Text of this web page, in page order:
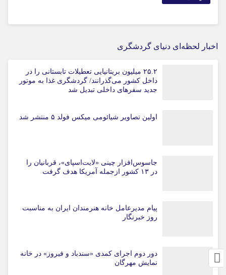
اخبار لحظه‌ای دنیای گردشگری
۲۵.۲ میلیون بریتانیایی تعطیلات تابستانی را در
داخل کشور می‌گذرانند/ گردشگری غذا به موتور
جدید سفرهای داخلی تبدیل شد
اولین تصاویر شیائومی میکس فولد ۵ منتشر شد
جاسوس‌افزار چینی «لایت‌اسپای»، قربانیان را
در ۱۳ کشور ازجمله آمریکا هدف گرفت
پیام مدیرعامل خانه هنرمندان ایران به مناسبت
روز خبرنگار
دور دوم اجرای کمدی «سندباد و فیروز» در خانه
نمایش مهرگان